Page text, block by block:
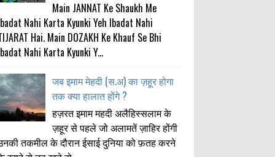
Main JANNAT Ke Shaukh Me
Nahi Karta Kyunki Yeh Ibadat Nahi
Hai. Main DOZAKH Ke Khauf Se Bhi
Nahi Karta Kyunki Y...
जब इमाम मेहदी (स.अ) का ज़हूर होगा
तक क्या हालात होंगे ?
हज़रत इमाम महदी अलैहिस्सलाम के
ज़हूर से पहले जो अलामतें ज़ाहिर होंगी
तकमील के दौरान ईसाई दुनिया को फ़तह करने